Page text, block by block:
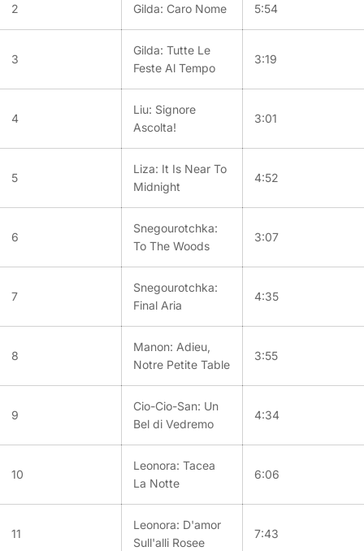
2 Gilda: Caro Nome 5:54
3
Gilda: Tutte Le
Feste Al Tempo
3:19
4
Liu: Signore
Ascolta!
3:01
5
Liza: It Is Near To
Midnight
4:52
6
Snegourotchka:
To The Woods
3:07
7
Snegourotchka:
Final Aria
4:35
8
Manon: Adieu,
Notre Petite Table
3:55
9
Cio-Cio-San: Un
Bel di Vedremo
4:34
10
Leonora: Tacea
La Notte
6:06
11
Leonora: D'amor
Sull'alli Rosee
7:43